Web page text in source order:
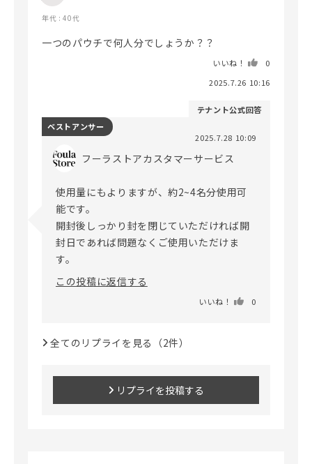
年代 : 40代
一つのパウチで何人分でしょうか？？
いいね！
0
2025.7.26 10:16
2025.7.28 10:09
フーラストアカスタマーサービス
使用量にもよりますが、約2~4名分使用可
能です。
開封後しっかり封を閉じていただければ開
封日であれば問題なくご使用いただけま
この投稿に返信する
いいね！ 0
ベストアンサー
テナント公式回答
全てのリプライを見る（2件）
リプライを投稿する